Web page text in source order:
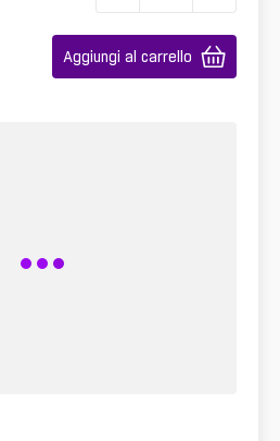
Aggiungi al carrello